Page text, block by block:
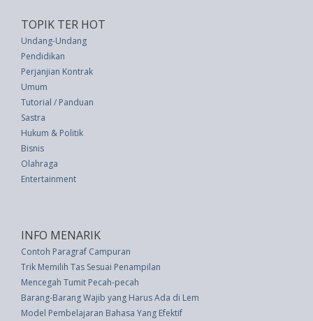
TOPIK TER HOT
Undang-Undang
Pendidikan
Perjanjian Kontrak
Umum
Tutorial / Panduan
Sastra
Hukum & Politik
Bisnis
Olahraga
Entertainment
INFO MENARIK
Contoh Paragraf Campuran
Trik Memilih Tas Sesuai Penampilan
Mencegah Tumit Pecah-pecah
Barang-Barang Wajib yang Harus Ada di Lemari Anda
Model Pembelajaran Bahasa Yang Efektif